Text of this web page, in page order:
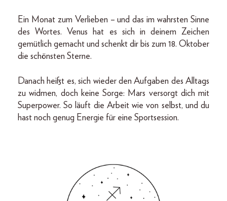
Ein Monat zum Verlieben – und das im wahrsten Sinne
des Wortes. Venus hat es sich in deinem Zeichen
gemütlich gemacht und schenkt dir bis zum 18. Oktober
die schönsten Sterne.
Danach heißt es, sich wieder den Aufgaben des Alltags
zu widmen, doch keine Sorge: Mars versorgt dich mit
Superpower. So läuft die Arbeit wie von selbst, und du
hast noch genug Energie für eine Sportsession.